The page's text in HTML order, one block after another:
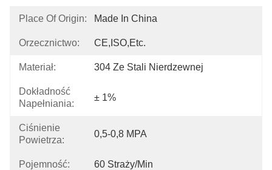
Place Of Origin: Made In China
Orzecznictwo: CE,ISO,etc.
Materiał: 304 Ze Stali Nierdzewnej
Dokładność
Napełniania:
± 1%
Ciśnienie
Powietrza:
0,5-0,8 MPA
Pojemność: 60 Straży/min